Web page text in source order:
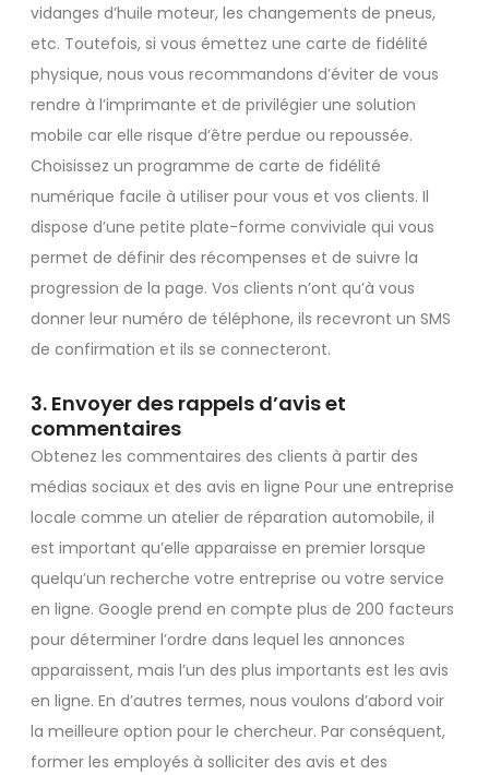
vidanges d’huile moteur, les changements de pneus,
etc. Toutefois, si vous émettez une carte de fidélité
physique, nous vous recommandons d’éviter de vous
rendre à l’imprimante et de privilégier une solution
mobile car elle risque d’être perdue ou repoussée.
Choisissez un programme de carte de fidélité
numérique facile à utiliser pour vous et vos clients. Il
dispose d’une petite plate-forme conviviale qui vous
permet de définir des récompenses et de suivre la
progression de la page. Vos clients n’ont qu’à vous
donner leur numéro de téléphone, ils recevront un SMS
de confirmation et ils se connecteront.
3. Envoyer des rappels d’avis et
commentaires
Obtenez les commentaires des clients à partir des
médias sociaux et des avis en ligne Pour une entreprise
locale comme un atelier de réparation automobile, il
est important qu’elle apparaisse en premier lorsque
quelqu’un recherche votre entreprise ou votre service
en ligne. Google prend en compte plus de 200 facteurs
pour déterminer l’ordre dans lequel les annonces
apparaissent, mais l’un des plus importants est les avis
en ligne. En d’autres termes, nous voulons d’abord voir
la meilleure option pour le chercheur. Par conséquent,
former les employés à solliciter des avis et des